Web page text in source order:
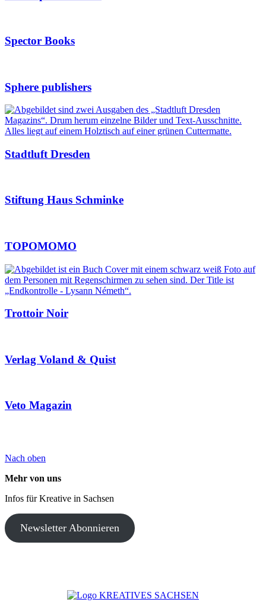
Spector Books
Sphere publishers
Stadtluft Dresden
Stiftung Haus Schminke
TOPOMOMO
Trottoir Noir
Verlag Voland & Quist
Veto Magazin
Nach oben
Mehr von uns
Infos für Kreative in Sachsen
Newsletter Abonnieren